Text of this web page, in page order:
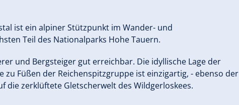
ist ein alpiner Stützpunkt im Wander- und
Teil des Nationalparks Hohe Tauern.
und Bergsteiger gut erreichbar. Die idyllische Lage der
zu Füßen der Reichenspitzgruppe ist einzigartig, - ebenso der
die zerklüftete Gletscherwelt des Wildgerloskees.